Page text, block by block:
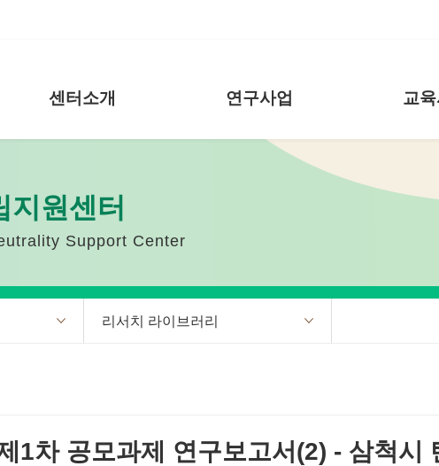
센터소개 연구사업 교
지원센터
Support Center
리서치 라이브러리
1차 공모과제 연구보고서(2) - 삼척시